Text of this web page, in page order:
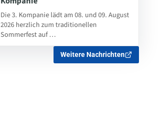
Die 3. Kompanie lädt am 08. und 09. August
2026 herzlich zum traditionellen
Sommerfest auf …
Weitere Nachrichten